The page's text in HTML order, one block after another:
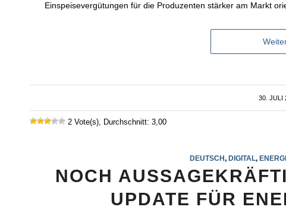
Einspeisevergütungen für die Produzenten stärker am Markt
30. JULI
2 Vote(s), Durchschnitt: 3,00
DEUTSCH, DIGITAL,
NOCH
UPDATE FÜR